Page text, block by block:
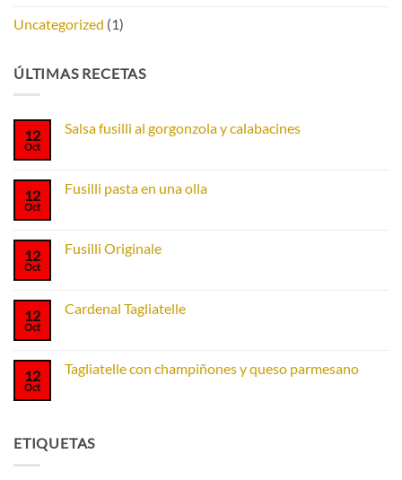
Uncategorized (1)
ÚLTIMAS RECETAS
12
Oct
Salsa fusilli al gorgonzola y calabacines
Salsa
calabacines
12
Oct
Fusilli pasta en una olla
Fusilli
12
Oct
Fusilli Originale
Fusilli
12
Oct
Cardenal Tagliatelle
Cardenal
12
Oct
Tagliatelle con champiñones y queso parmesano
con
ETIQUETAS